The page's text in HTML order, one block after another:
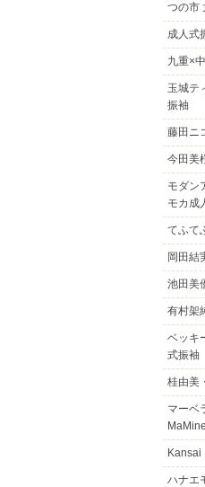
つの市
成人式
九重×
玉城テ
振袖
藤田ニ
今田美
モダン
モカ成
てふて
岡田結
池田美
有村架
ベッキ
式振袖
桂由美
マーベ
Kansai
ハナエ